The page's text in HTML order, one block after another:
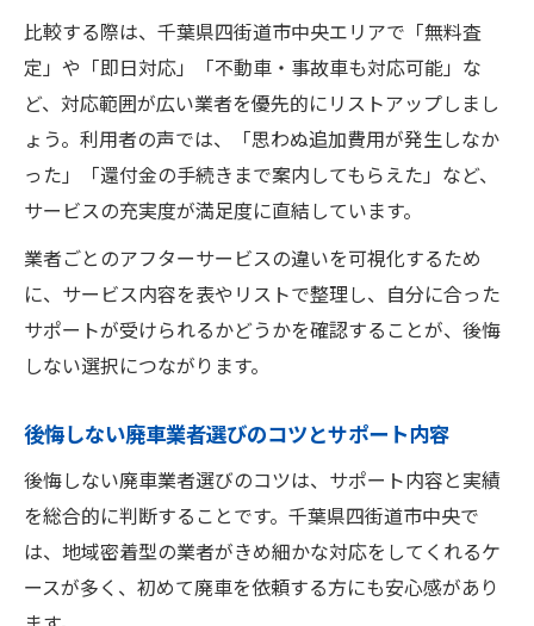
比較する際は、千葉県四街道市中央エリアで「無料査
定」や「即日対応」「不動車・事故車も対応可能」な
ど、対応範囲が広い業者を優先的にリストアップしまし
ょう。利用者の声では、「思わぬ追加費用が発生しなか
った」「還付金の手続きまで案内してもらえた」など、
サービスの充実度が満足度に直結しています。
業者ごとのアフターサービスの違いを可視化するため
に、サービス内容を表やリストで整理し、自分に合った
サポートが受けられるかどうかを確認することが、後悔
しない選択につながります。
後悔しない廃車業者選びのコツとサポート内容
後悔しない廃車業者選びのコツは、サポート内容と実績
を総合的に判断することです。千葉県四街道市中央で
は、地域密着型の業者がきめ細かな対応をしてくれるケ
ースが多く、初めて廃車を依頼する方にも安心感があり